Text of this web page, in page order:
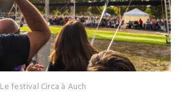
Le festival Circa à Auch